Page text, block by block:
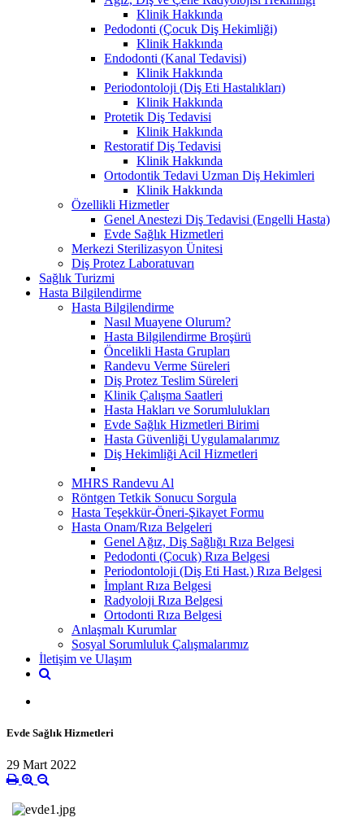
Klinik Hakkında
Pedodonti (Çocuk Diş Hekimliği)
Klinik Hakkında
Endodonti (Kanal Tedavisi)
Klinik Hakkında
Periodontoloji (Diş Eti Hastalıkları)
Klinik Hakkında
Protetik Diş Tedavisi
Klinik Hakkında
Restoratif Diş Tedavisi
Klinik Hakkında
Ortodontik Tedavi Uzman Diş Hekimleri
Klinik Hakkında
Özellikli Hizmetler
Genel Anestezi Diş Tedavisi (Engelli Hasta)
Evde Sağlık Hizmetleri
Merkezi Sterilizasyon Ünitesi
Diş Protez Laboratuvarı
Sağlık Turizmi
Hasta Bilgilendirme
Hasta Bilgilendirme
Nasıl Muayene Olurum?
Hasta Bilgilendirme Broşürü
Öncelikli Hasta Grupları
Randevu Verme Süreleri
Diş Protez Teslim Süreleri
Klinik Çalışma Saatleri
Hasta Hakları ve Sorumlulukları
Evde Sağlık Hizmetleri Birimi
Hasta Güvenliği Uygulamalarımız
Diş Hekimliği Acil Hizmetleri
MHRS Randevu Al
Röntgen Tetkik Sonucu Sorgula
Hasta Teşekkür-Öneri-Şikayet Formu
Hasta Onam/Rıza Belgeleri
Genel Ağız, Diş Sağlığı Rıza Belgesi
Pedodonti (Çocuk) Rıza Belgesi
Periodontoloji (Diş Eti Hast.) Rıza Belgesi
İmplant Rıza Belgesi
Radyoloji Rıza Belgesi
Ortodonti Rıza Belgesi
Anlaşmalı Kurumlar
Sosyal Sorumluluk Çalışmalarımız
İletişim ve Ulaşım
Evde Sağlık Hizmetleri
29 Mart 2022